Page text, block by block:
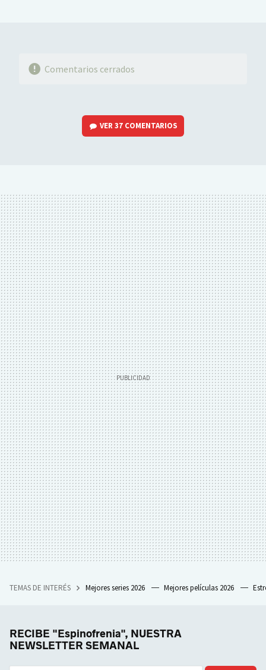
Comentarios cerrados
VER37 COMENTARIOS
TEMAS DE INTERÉS Mejores series 2026 Mejores películas 2026
RECIBE "Espinofrenia", NUESTRA
NEWSLETTER SEMANAL